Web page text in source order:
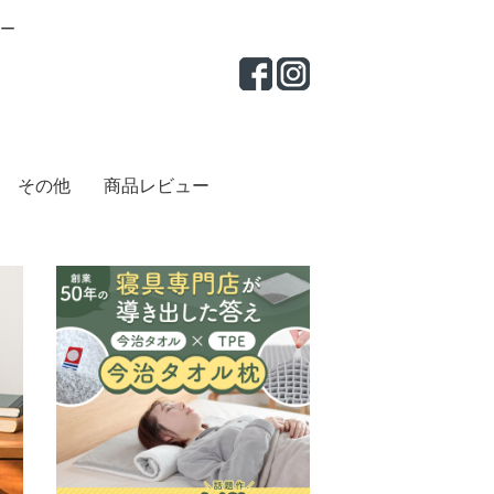
その他 商品レビュー